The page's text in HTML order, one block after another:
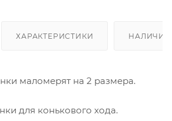
ХАРАКТЕРИСТИКИ НАЛИЧИЕ
маломерят на 2 размера.
для конькового хода.